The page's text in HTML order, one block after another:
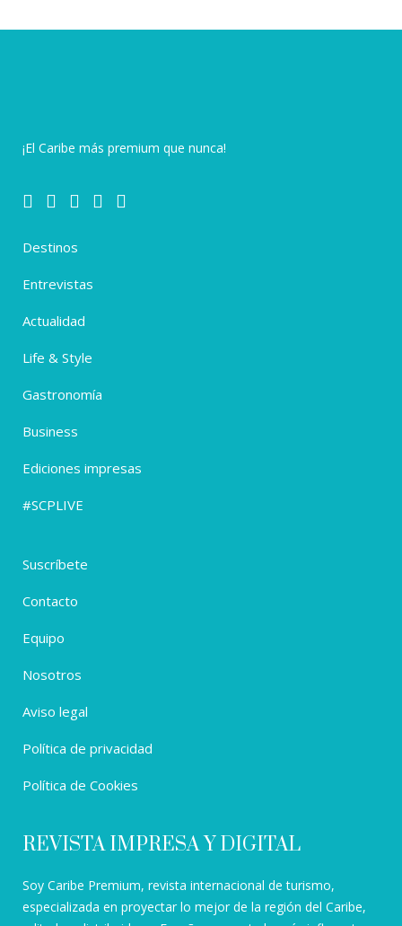
¡El Caribe más premium que nunca!
Destinos
Entrevistas
Actualidad
Life & Style
Gastronomía
Business
Ediciones impresas
#SCPLIVE
Suscríbete
Contacto
Equipo
Nosotros
Aviso legal
Política de privacidad
Política de Cookies
REVISTA IMPRESA Y DIGITAL
Soy Caribe Premium, revista internacional de turismo,
especializada en proyectar lo mejor de la región del Caribe,